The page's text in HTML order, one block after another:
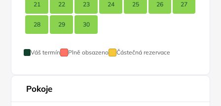
21 22 23 24 25 26 27
28 29 30
Váš termín Plně obsazeno Částečná rezervace
Pokoje